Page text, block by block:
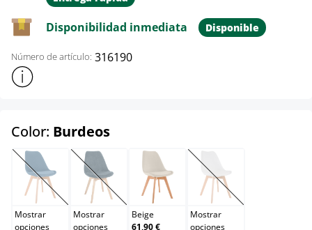
Disponibilidad inmediata Disponible
Número de artículo: 316190
Mostrar más información sobre el producto
Color: Burdeosselect
Azul
(Esta opción no está disponible en este momento.)
Mostrar
opciones
Azul oscuro
(Esta opción no está disponible en este momento.)
Mostrar
opciones
Beige
Beige
61,90 €
Blanco
(Esta opción no está
Mostrar
opciones